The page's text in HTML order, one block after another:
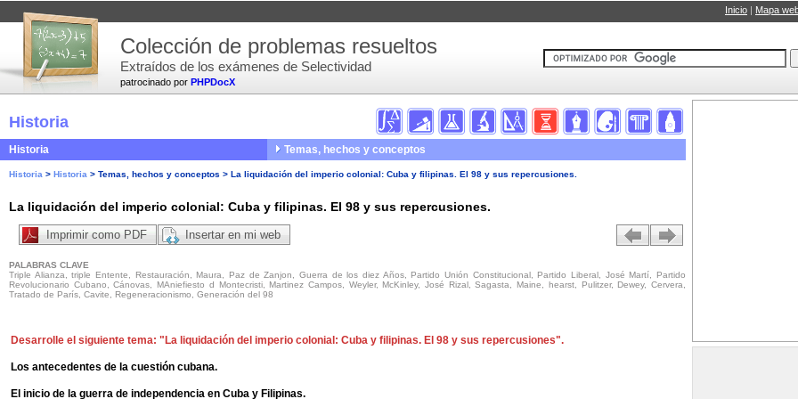
patrocinado por PHPDocX
Inicio | Mapa
Colección de problemas resueltos
Extraídos de los exámenes de Selectividad
Historia
Historia Temas, hechos y conceptos
Historia > Historia > Temas, hechos y conceptos > La liquidación del imperio colonial: Cuba y filipinas. El 98 y sus repercusiones.
La liquidación del imperio colonial: Cuba y filipinas. El 98 y sus repercusiones.
Imprimir como PDF Insertar en mi web
PALABRAS CLAVE
Triple Alianza, triple Entente, Restauración, Maura, Paz de Zanjon, Guerra de los diez Años, Partido Unión Constitucional, Partido Liberal, José Martí, Partido
Revolucionario Cubano, Cánovas, MAniefiesto d Montecristi, Martinez Campos, Weyler, McKinley, José Rizal, Sagasta, Maine, hearst, Pulitzer, Dewey, Cervera,
Tratado de París, Cavite, Regeneracionismo, Generación del 98
Desarrolle el siguiente tema: "La liquidación del imperio colonial: Cuba y filipinas. El 98 y sus repercusiones".
Los antecedentes de la cuestión cubana.
El inicio de la guerra de independencia en Cuba y Filipinas.